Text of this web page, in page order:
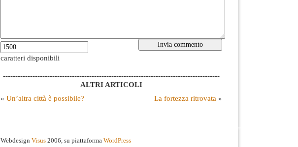
caratteri disponibili
----------------------------------------------------------------------------------------
ALTRI ARTICOLI
« Un’altra città è possibile? La fortezza ritrovata »
Webdesign Visus 2006, su piattaforma WordPress